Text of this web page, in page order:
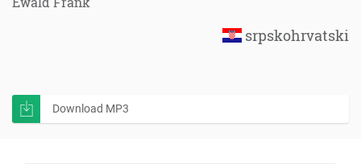
srpskohrvatski
Download MP3